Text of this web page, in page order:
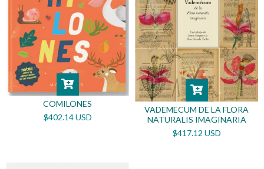
COMILONES
$402.14 USD
VADEMECUM DE LA FLORA
NATURALIS IMAGINARIA
$417.12 USD